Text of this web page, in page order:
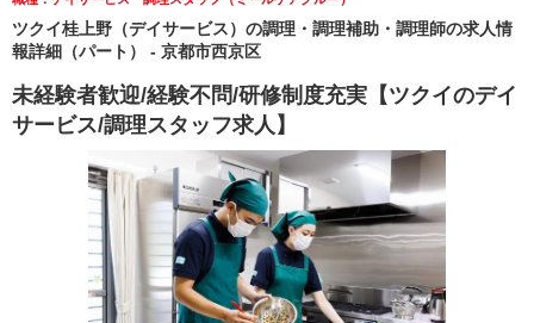
ツクイ桂上野（デイサービス）の調理・調理補助・調理師の求人情
報詳細（パート） - 京都市西京区
未経験者歓迎/経験不問/研修制度充実【ツクイのデイ
サービス/調理スタッフ求人】